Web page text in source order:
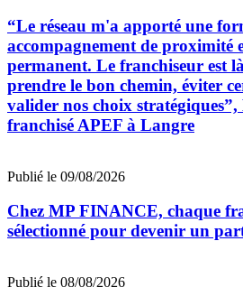
“Le réseau m'a apporté une
accompagnement de proximité
permanent. Le franchiseur est
prendre le bon chemin, éviter
valider nos choix
franchisé APEF à Langre
Publié le 09/08/2026
Chez MP FINANCE, chaque
sélectionné pour devenir un
Publié le 08/08/2026